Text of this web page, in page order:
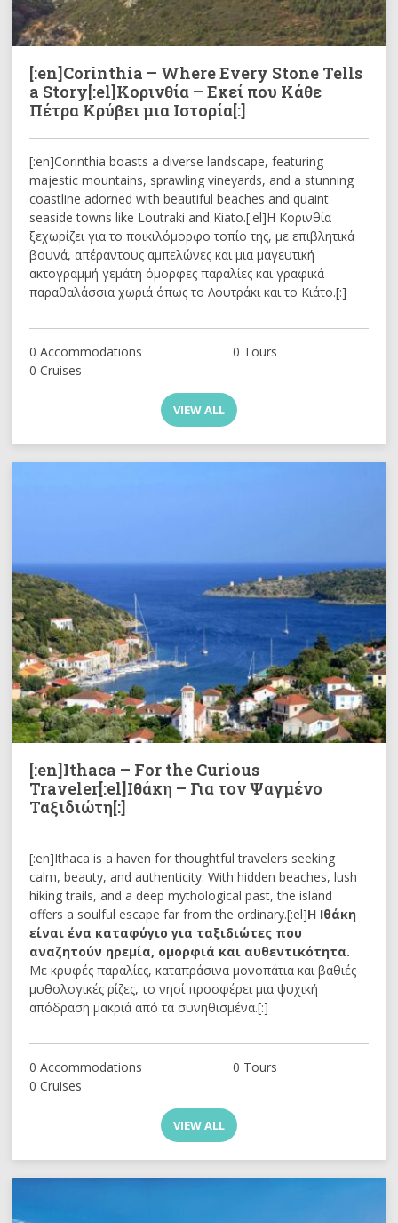
[:en]Corinthia – Where Every Stone Tells
a Story[:el]Κορινθία – Εκεί που Κάθε
Πέτρα Κρύβει μια Ιστορία[:]
[:en]Corinthia boasts a diverse landscape, featuring
majestic mountains, sprawling vineyards, and a stunning
coastline adorned with beautiful beaches and quaint
seaside towns like Loutraki and Kiato.[:el]Η Κορινθία
ξεχωρίζει για το ποικιλόμορφο τοπίο της, με επιβλητικά
βουνά, απέραντους αμπελώνες και μια μαγευτική
ακτογραμμή γεμάτη όμορφες παραλίες και γραφικά
παραθαλάσσια χωριά όπως το Λουτράκι και το Κιάτο.[:]
0 Accommodations
0 Tours
0 Cruises
VIEW ALL
[:en]Ithaca – For the Curious
Traveler[:el]Ιθάκη – Για τον Ψαγμένο
Ταξιδιώτη[:]
[:en]Ithaca is a haven for thoughtful travelers seeking
calm, beauty, and authenticity. With hidden beaches, lush
hiking trails, and a deep mythological past, the island
offers a soulful escape far from the ordinary.[:el]Η Ιθάκη
είναι ένα καταφύγιο για ταξιδιώτες που
αναζητούν ηρεμία, ομορφιά και αυθεντικότητα.
Με κρυφές παραλίες, καταπράσινα μονοπάτια και βαθιές
μυθολογικές ρίζες, το νησί προσφέρει μια ψυχική
απόδραση μακριά από τα συνηθισμένα.[:]
0 Accommodations
0 Tours
0 Cruises
VIEW ALL